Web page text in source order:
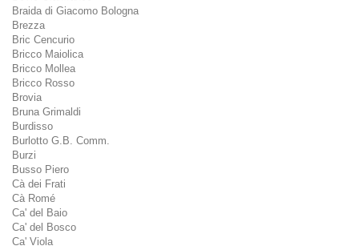
Braida di Giacomo Bologna
Brezza
Bric Cencurio
Bricco Maiolica
Bricco Mollea
Bricco Rosso
Brovia
Bruna Grimaldi
Burdisso
Burlotto G.B. Comm.
Burzi
Busso Piero
Cà dei Frati
Cà Romé
Ca' del Baio
Ca' del Bosco
Ca' Viola